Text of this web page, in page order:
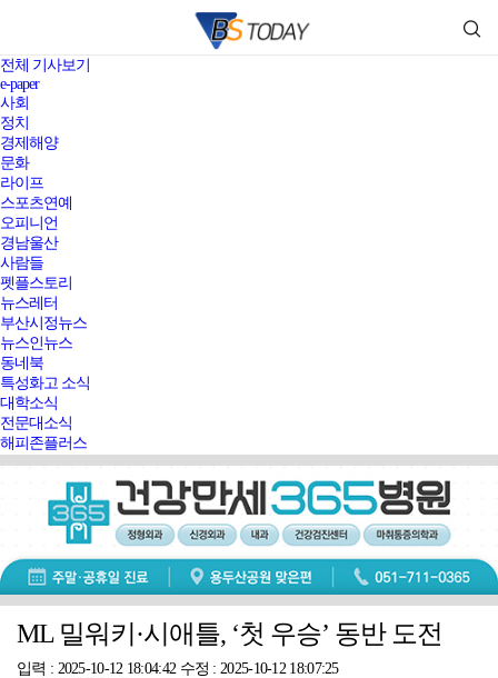
전체 기사보기
e-paper
사회
정치
경제해양
문화
라이프
스포츠연예
오피니언
경남울산
사람들
펫플스토리
뉴스레터
부산시정뉴스
뉴스인뉴스
동네북
특성화고 소식
대학소식
전문대소식
해피존플러스
ML 밀워키·시애틀, ‘첫 우승’ 동반 도전
입력 : 2025-10-12 18:04:42 수정 : 2025-10-12 18:07:25